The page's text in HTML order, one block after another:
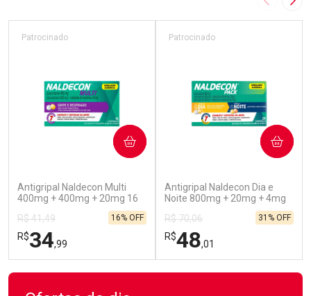
Imagem
Antigripal Naldecon Multi
400mg + 400mg + 20mg 16
Patrocinado
R$ 41,49
R$34,99
16% OFF
COMPRAR
Antigripal Naldecon Dia e
Noite 800mg + 20mg + 4mg
Patrocinado
R$ 70,06
R$48,01
31% OFF
COMPRAR